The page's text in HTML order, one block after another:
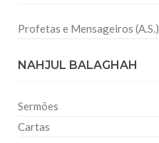
Profetas e Mensageiros (A.S.)
NAHJUL BALAGHAH
Sermões
Cartas